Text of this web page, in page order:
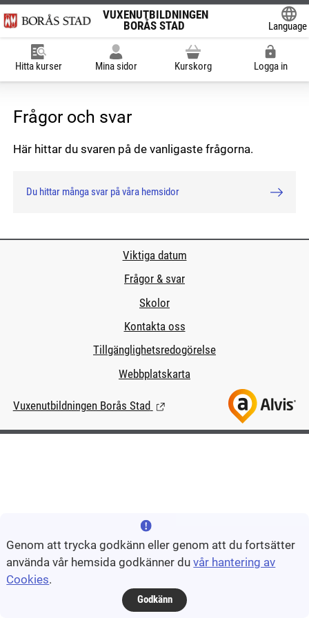
VUXENUTBILDNINGEN
BORÅS STAD
Language
Hitta kurser Mina sidor Kurskorg Logga in
Frågor och svar
Här hittar du svaren på de vanligaste frågorna.
Du hittar många svar på våra hemsidor
Viktiga datum
Frågor & svar
Skolor
Kontakta oss
Tillgänglighetsredogörelse
Webbplatskarta
Vuxenutbildningen Borås Stad (Länk till extern sida.)
Genom att trycka godkänn eller genom att du fortsätter
använda vår hemsida godkänner duvår hantering av
Cookies.
Godkänn